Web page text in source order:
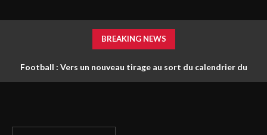
BREAKING NEWS
Football : Vers un nouveau tirage au sort du calendrier du